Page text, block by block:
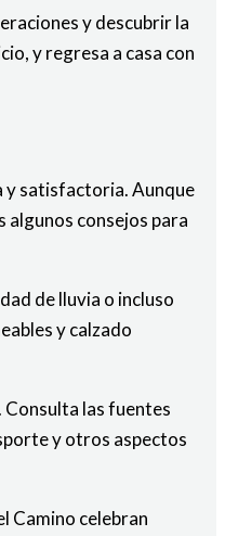
y descubrir la
y regresa a casa con
y satisfactoria. Aunque
algunos consejos para
de lluvia o incluso
y calzado
Consulta las fuentes
y otros aspectos
Camino celebran